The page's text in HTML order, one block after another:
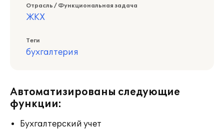
Отрасль / Функциональная задача
ЖКХ
Теги
бухгалтерия
Автоматизированы следующие
функции:
Бухгалтерский учет